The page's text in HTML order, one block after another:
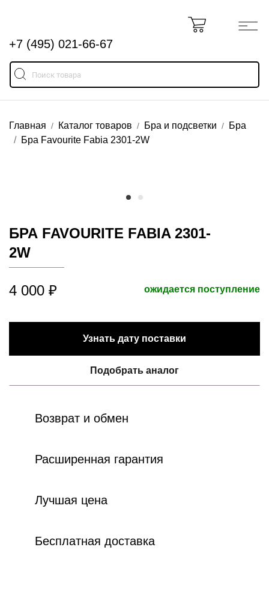
+7 (495) 021-66-67
Главная Каталог товаров Бра и подсветки
Бра
Бра Favourite Fabia 2301-2W
БРА FAVOURITE FABIA 2301-
2W
4 000 ₽ ожидается поступление
Узнать дату поставки
Подобрать аналог
Возврат и обмен
Расширенная гарантия
Лучшая цена
Бесплатная доставка